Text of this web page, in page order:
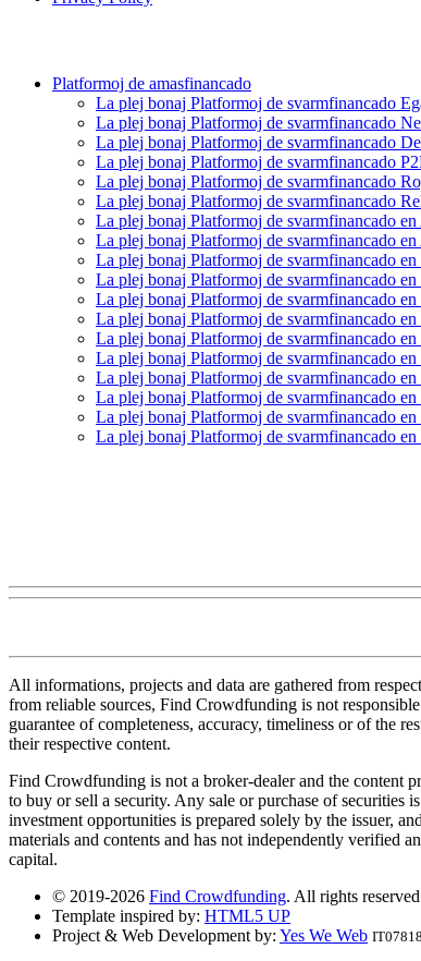
Platformoj de amasfinancado
La plej bonaj Platformoj de svarmfinancado
La plej bonaj Platformoj de svarmfinancado
La plej bonaj Platformoj de svarmfinancado
La plej bonaj Platformoj de svarmfinancado
La plej bonaj Platformoj de svarmfinancado
La plej bonaj Platformoj de svarmfinancado
La plej bonaj Platformoj de svarmfinancado
La plej bonaj Platformoj de svarmfinancado
La plej bonaj Platformoj de svarmfinancado en
La plej bonaj Platformoj de svarmfinancado
La plej bonaj Platformoj de svarmfinancado
La plej bonaj Platformoj de svarmfinancado en
La plej bonaj Platformoj de svarmfinancado
La plej bonaj Platformoj de svarmfinancado
La plej bonaj Platformoj de svarmfinancado
La plej bonaj Platformoj de svarmfinancado
La plej bonaj Platformoj de svarmfinancado en
La plej bonaj Platformoj de svarmfinancado
All informations, projects and data are gathered from
from reliable sources, Find Crowdfunding is not
guarantee of completeness, accuracy, timeliness or of the
their respective content.
Find Crowdfunding is not a broker-dealer and the content
to buy or sell a security. Any sale or purchase of
investment opportunities is prepared solely by the issuer,
materials and contents and has not independently verified
capital.
© 2019-2026 Find Crowdfunding. All rights reserved
Template inspired by: HTML5 UP
Project & Web Development by: Yes We Web